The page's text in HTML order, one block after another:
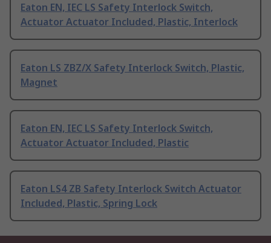
Eaton EN, IEC LS Safety Interlock Switch,
Actuator Actuator Included, Plastic, Interlock
Eaton LS ZBZ/X Safety Interlock Switch, Plastic,
Magnet
Eaton EN, IEC LS Safety Interlock Switch,
Actuator Actuator Included, Plastic
Eaton LS4 ZB Safety Interlock Switch Actuator
Included, Plastic, Spring Lock